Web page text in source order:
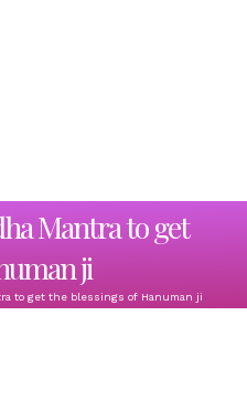
Mantra to get
ji
to get the blessings of Hanuman ji